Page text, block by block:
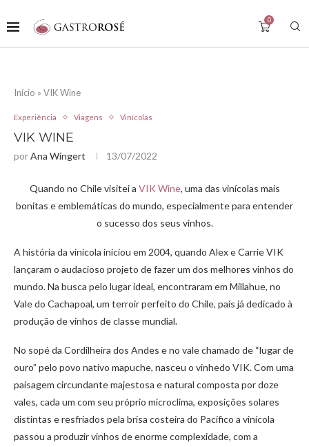
0
Início » VIK Wine
Experiência Viagens Vinícolas
VIK WINE
porAna Wingert 13/07/2022
Quando no Chile visitei a VIK Wine, uma das vinícolas mais
bonitas e emblemáticas do mundo, especialmente para entender
o sucesso dos seus vinhos.
A história da vinícola iniciou em 2004, quando Alex e Carrie VIK
lançaram o audacioso projeto de fazer um dos melhores vinhos do
mundo. Na busca pelo lugar ideal, encontraram em Millahue, no
Vale do Cachapoal, um terroir perfeito do Chile, país já dedicado à
produção de vinhos de classe mundial.
No sopé da Cordilheira dos Andes e no vale chamado de “lugar de
ouro” pelo povo nativo mapuche, nasceu o vinhedo VIK. Com uma
paisagem circundante majestosa e natural composta por doze
vales, cada um com seu próprio microclima, exposições solares
distintas e resfriados pela brisa costeira do Pacífico a vinícola
passou a produzir vinhos de enorme complexidade, com a